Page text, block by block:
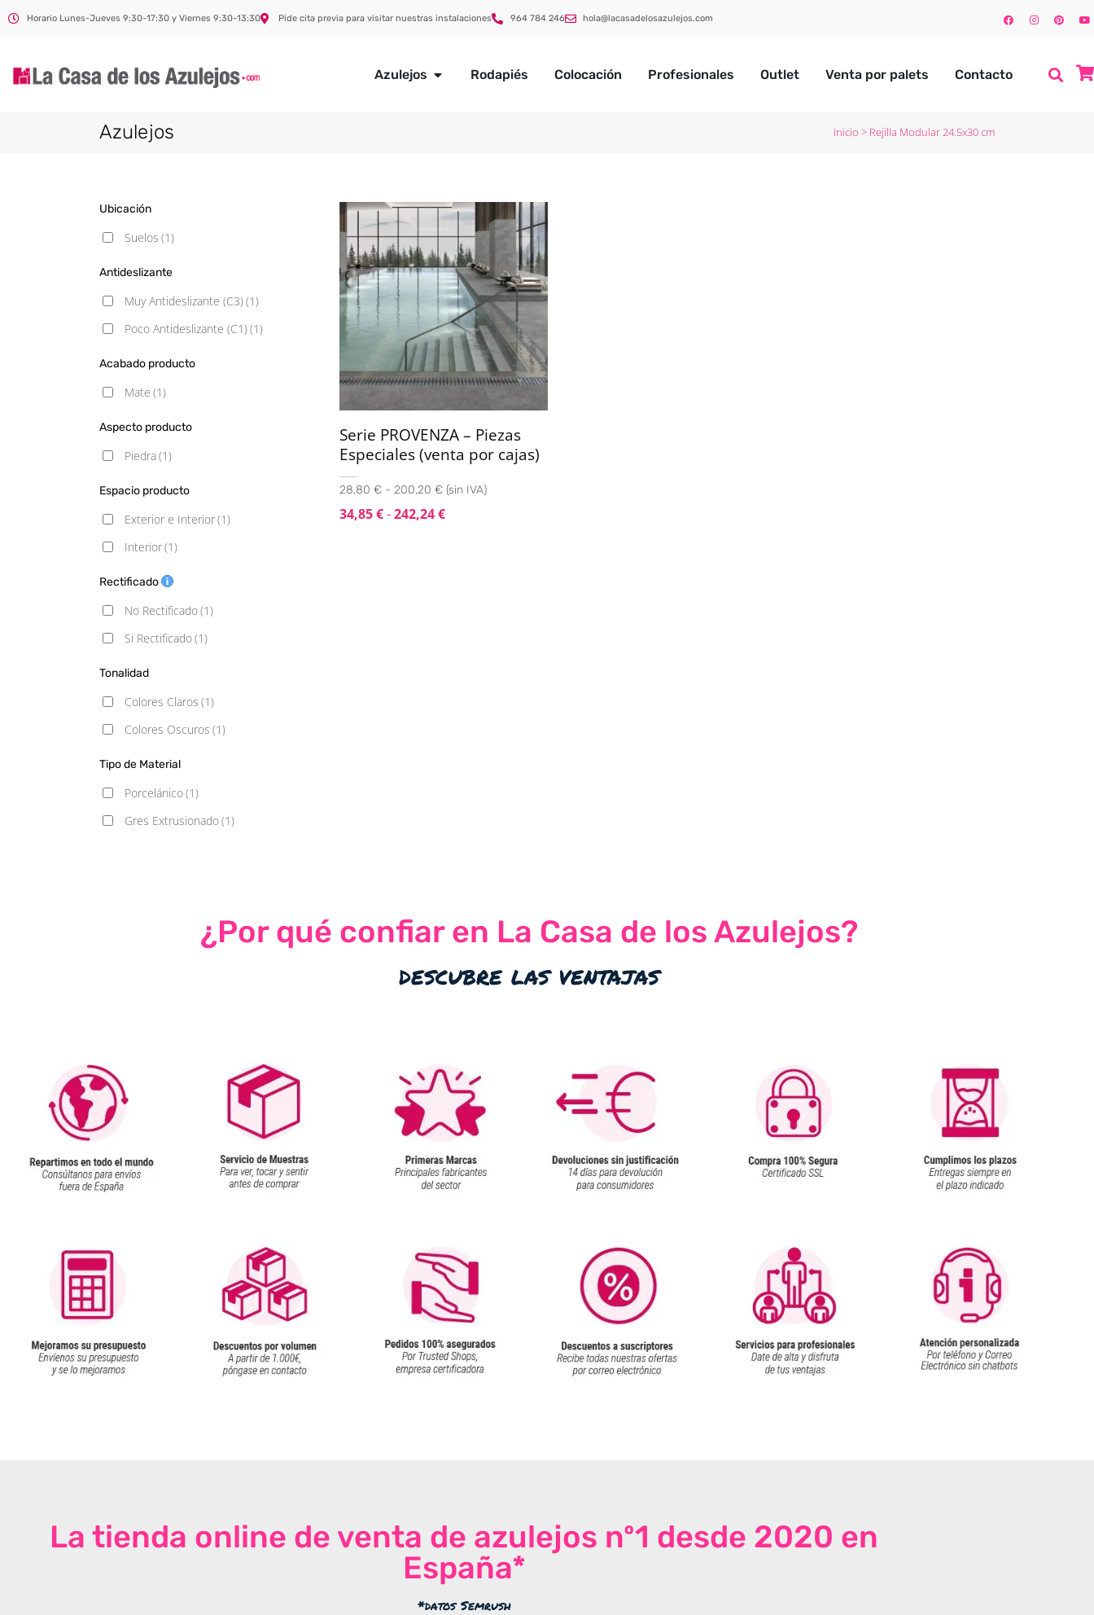
Horario Lunes-Jueves 9:30-17:30 y Viernes 9:30-13:30 Pide cita previa para visitar nuestras instalaciones 964 784 246 hola@lacasadelosazulejos.com
Azulejos Rodapiés Colocación Profesionales Outlet Venta por palets Contacto
Azulejos Inicio > Rejilla Modular 24.5x30 cm
Ubicación
Suelos (1)
Antideslizante
Muy Antideslizante (C3)(1)
Poco Antideslizante (C1)(1)
Acabado producto
Mate (1)
Aspecto producto
Piedra(1)
Espacio producto
Exterior e Interior(1)
Interior(1)
Rectificado
No Rectificado(1)
Si Rectificado(1)
Tonalidad
Colores Claros (1)
Colores Oscuros (1)
Tipo de Material
Porcelánico(1)
Gres Extrusionado(1)
Serie PROVENZA – Piezas
Especiales (venta por cajas)
28,80 € - 200,20 € (sin IVA)
34,85€-242,24€
¿Por qué confiar en La Casa de los Azulejos?
descubre las ventajas
La tienda online de venta de azulejos nº1 desde 2020 en
España*
*datos Semrush